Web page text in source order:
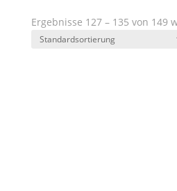
Ergebnisse 127 – 135 von 149